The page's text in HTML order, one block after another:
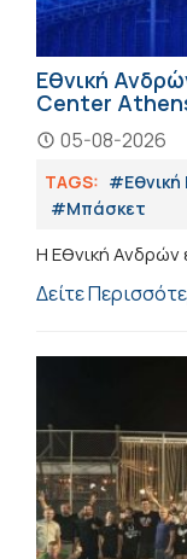
Εθνική
Center
05-08-2026
TAGS: #Εθνική
#Μπάσκετ
H Εθνική Ανδρών
Δείτε